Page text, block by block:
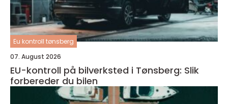
Eu kontroll tønsberg
07. August 2026
EU-kontroll på bilverksted i Tønsberg: Slik
forbereder du bilen